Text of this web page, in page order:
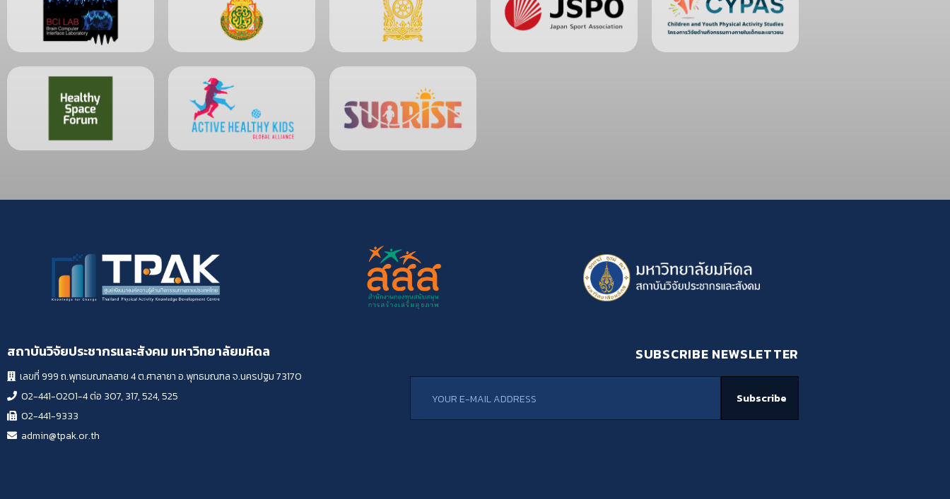
สถาบันวิจัยประชากรและสังคม มหาวิทยาลัยมหิดล
เลขที่ 999 ถ.พุทธมณฑลสาย 4 ต.ศาลายา อ.พุทธมณฑล จ.นครปฐม 73170
02-441-0201-4 ต่อ 307, 317, 524, 525
02-441-9333
admin@tpak.or.th
SUBSCRIBE NEWSLETTER
Subscribe